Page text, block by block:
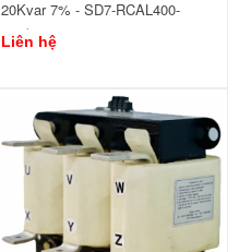
20Kvar 7% - SD7-RCAL400-
440/20
Liên hệ